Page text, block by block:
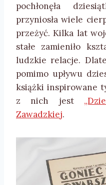
pochłonęła
przyniosła wiele
przeżyć. Kilka lat
stałe zamieniło
ludzkie relacje.
pomimo upływu
książki inspirowane
z nich jest
Zawadzkiej.